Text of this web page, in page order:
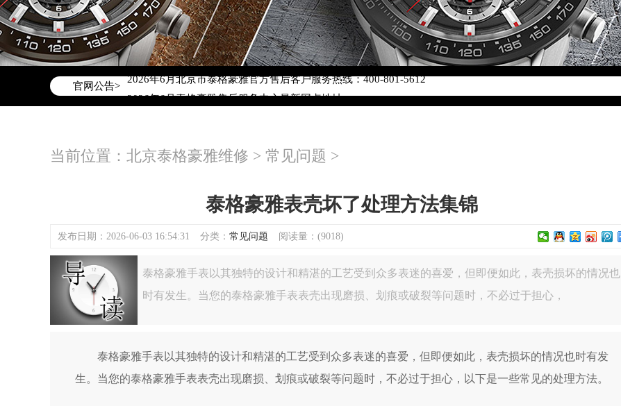
官网公告>
2026年6月泰格豪雅北京市售后服务网络优化升级公告
2026年6月北京市泰格豪雅官方售后客户服务热线：400-801-5612
2026年6月泰格豪雅售后服务中心最新网点地址：
北京市朝阳区建国门外大街甲6号华熙国际中心D座11层1102室泰格豪雅售后服务中心（需提前预约）
节假日正常营业！
当前位置： 北京泰格豪雅维修 > 常见问题 >
泰格豪雅表壳坏了处理方法集锦
发布日期：2026-06-03 16:54:31 分类： 常见问题 阅读量：(9018)
泰格豪雅手表以其独特的设计和精湛的工艺受到众多表迷的喜爱，但即便如此，表壳损坏的情况也
时有发生。当您的泰格豪雅手表表壳出现磨损、划痕或破裂等问题时，不必过于担心，
泰格豪雅手表以其独特的设计和精湛的工艺受到众多表迷的喜爱，但即便如此，表壳损坏的情况也时有发
生。当您的泰格豪雅手表表壳出现磨损、划痕或破裂等问题时，不必过于担心，以下是一些常见的处理方法。